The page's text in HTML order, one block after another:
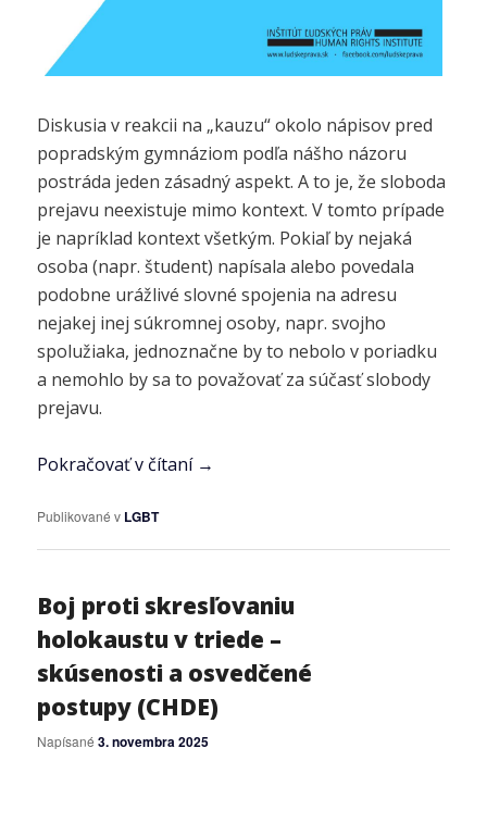
Diskusia v reakcii na „kauzu“ okolo nápisov pred
popradským gymnáziom podľa nášho názoru
postráda jeden zásadný aspekt. A to je, že sloboda
prejavu neexistuje mimo kontext. V tomto prípade
je napríklad kontext všetkým. Pokiaľ by nejaká
osoba (napr. študent) napísala alebo povedala
podobne urážlivé slovné spojenia na adresu
nejakej inej súkromnej osoby, napr. svojho
spolužiaka, jednoznačne by to nebolo v poriadku
a nemohlo by sa to považovať za súčasť slobody
prejavu.
Pokračovať v čítaní →
Publikované v LGBT
Boj proti skresľovaniu
holokaustu v triede –
skúsenosti a osvedčené
postupy (CHDE)
Napísané3. novembra 2025